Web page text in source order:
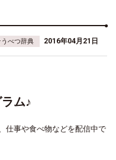
うべつ辞典 2016年04月21日
ム♪
仕事や食べ物などを配信中で